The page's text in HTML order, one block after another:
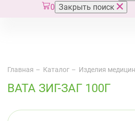
0 Закрыть поиск
Главная Каталог Изделия
ВАТА ЗИГ-ЗАГ 100Г